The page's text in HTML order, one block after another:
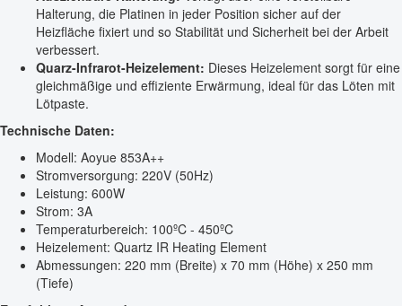
Halterung, die Platinen in jeder Position sicher auf der
Heizfläche fixiert und so Stabilität und Sicherheit bei der Arbeit
verbessert.
Quarz-Infrarot-Heizelement: Dieses Heizelement sorgt für eine
gleichmäßige und effiziente Erwärmung, ideal für das Löten mit
Lötpaste.
Technische Daten:
Modell: Aoyue 853A++
Stromversorgung: 220V (50Hz)
Leistung: 600W
Strom: 3A
Temperaturbereich: 100ºC - 450ºC
Heizelement: Quartz IR Heating Element
Abmessungen: 220 mm (Breite) x 70 mm (Höhe) x 250 mm
(Tiefe)